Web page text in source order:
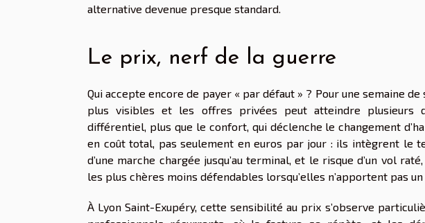
alternative devenue presque standard.
Le prix, nerf de la guerre
Qui accepte encore de payer « par défaut » ? Pour une semaine
plus visibles et les offres privées peut atteindre plusieurs
différentiel, plus que le confort, qui déclenche le changement
en coût total, pas seulement en euros par jour : ils intègrent le
d’une marche chargée jusqu’au terminal, et le risque d’un vol
les plus chères moins défendables lorsqu’elles n’apportent pas
À Lyon Saint-Exupéry, cette sensibilité au prix s’observe